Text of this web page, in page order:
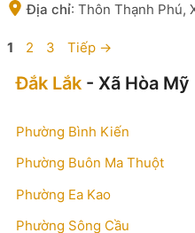
Địa chỉ: Thôn Thạnh Phú,
Trang
1 Trang
2 Trang
3 Tiếp →
Đắk Lắk - Xã Hòa Mỹ
Phường Bình Kiến
Phường Buôn Ma Thuột
Phường Ea Kao
Phường Sông Cầu